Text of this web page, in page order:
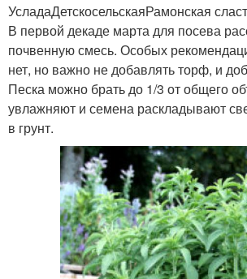
УсладаДетскосельскаяРамонская
В первой декаде марта для посева
почвенную смесь. Особых
нет, но важно не добавлять торф, и
Песка можно брать до 1/3 от общего
увлажняют и семена раскладывают
в грунт.